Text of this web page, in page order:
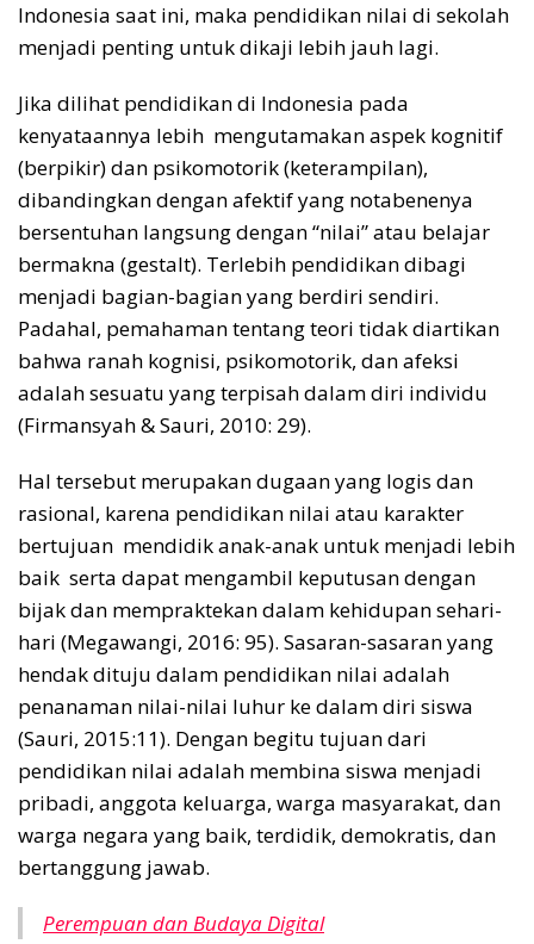
Indonesia saat ini, maka pendidikan nilai di sekolah
menjadi penting untuk dikaji lebih jauh lagi.
Jika dilihat pendidikan di Indonesia pada
kenyataannya lebih mengutamakan aspek kognitif
(berpikir) dan psikomotorik (keterampilan),
dibandingkan dengan afektif yang notabenenya
bersentuhan langsung dengan “nilai” atau belajar
bermakna (gestalt). Terlebih pendidikan dibagi
menjadi bagian-bagian yang berdiri sendiri.
Padahal, pemahaman tentang teori tidak diartikan
bahwa ranah kognisi, psikomotorik, dan afeksi
adalah sesuatu yang terpisah dalam diri individu
(Firmansyah & Sauri, 2010: 29).
Hal tersebut merupakan dugaan yang logis dan
rasional, karena pendidikan nilai atau karakter
bertujuan mendidik anak-anak untuk menjadi lebih
baik serta dapat mengambil keputusan dengan
bijak dan mempraktekan dalam kehidupan sehari-
hari (Megawangi, 2016: 95). Sasaran-sasaran yang
hendak dituju dalam pendidikan nilai adalah
penanaman nilai-nilai luhur ke dalam diri siswa
(Sauri, 2015:11). Dengan begitu tujuan dari
pendidikan nilai adalah membina siswa menjadi
pribadi, anggota keluarga, warga masyarakat, dan
warga negara yang baik, terdidik, demokratis, dan
bertanggung jawab.
Perempuan dan Budaya Digital